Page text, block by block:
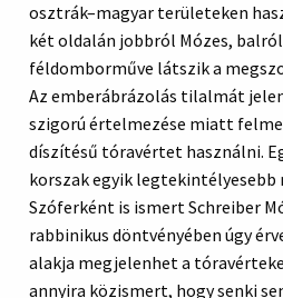
osztrák–magyar területeken
két oldalán jobbról Mózes,
féldomborműve látszik a
Az emberábrázolás tilalmát
szigorú értelmezése miatt
díszítésű tóravértet használni.
korszak egyik legtekintélyesebb
Szóferként is ismert Schreiber
rabbinikus döntvényében úgy
alakja megjelenhet a
annyira közismert, hogy senki